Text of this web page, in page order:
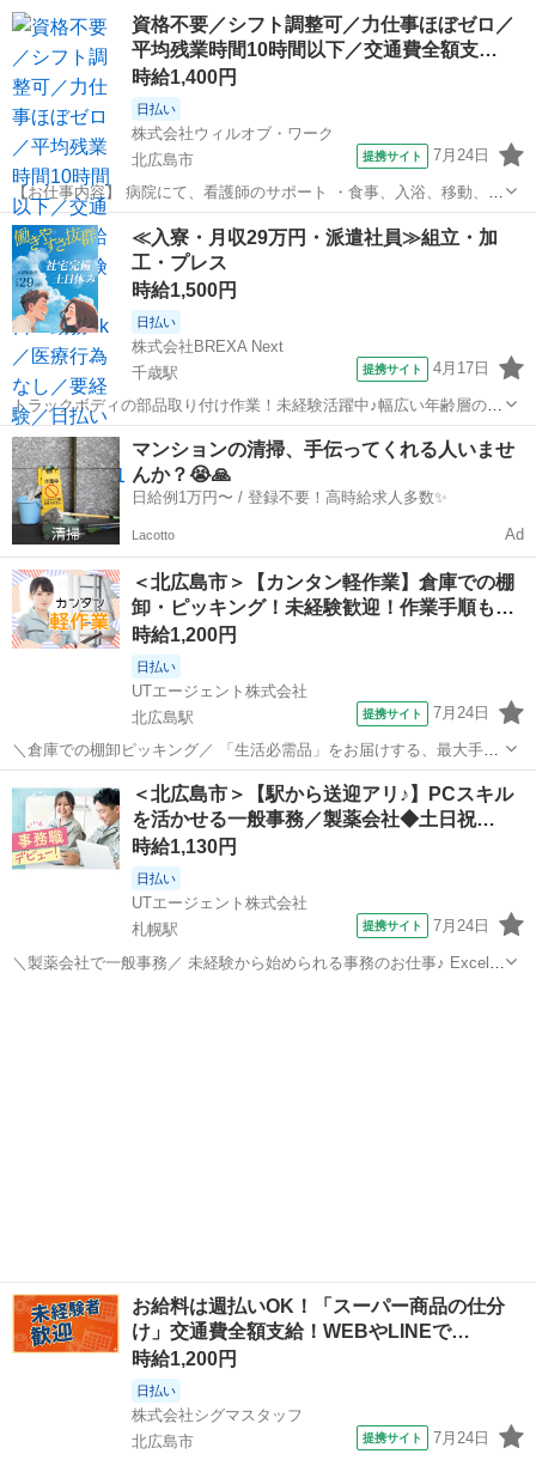
スの運転手さんをお願いします！ 【勤務時間】 ① 7:30～10:00(9:50ま
で) ② ...
北海道 北広島市 保育士
資格不要／シフト調整可／力仕事ほぼゼロ／
平均残業時間10時間以下／交通費全額支…
時給1,400円
日払い
株式会社ウィルオブ・ワーク
北広島市
提携サイト 7月24日
【お仕事内容】 病院にて、看護師のサポート ・食事、入浴、移動、排
泄などの身体介助 ・病室のシーツ交換、清掃、環境整備 ・事務作業の
補助業務 ・伝票やカルテの運搬 ・備品、器具の確認 など 「できるか
不安・・・」 という方...
北海道 北広島市 その他
≪入寮・月収29万円・派遣社員≫組立・加
工・プレス
時給1,500円
日払い
株式会社BREXA Next
千歳駅
提携サイト 4月17日
トラックボディの部品取り付け作業！未経験活躍中♪幅広い年齢層の男
性活躍中！ワンルーム寮完備！日払い制度あり！働きやすい日勤＆土
日祝休み！マイカー通勤可！工場見学あり◎《北海道北広島市》 人気
の工場のお仕事 ◇トラック用部品...
北海道 北広島市 その他
マンションの清掃、手伝ってくれる人いませ
んか？😭🙏
日給例1万円〜 / 登録不要！高時給求人多数✨
Lacotto Ad
＜北広島市＞【カンタン軽作業】倉庫での棚
卸・ピッキング！未経験歓迎！作業手順も…
時給1,200円
日払い
UTエージェント株式会社
北広島駅
提携サイト 7月24日
＼倉庫での棚卸ピッキング／ 「生活必需品」をお届けする、最大手卸
売企業でのお仕事 ドラックストアで取り扱っている製品のピッキング
業務 どなたでもチャレンジできるお仕事ですよ♪ 倉庫が動く前に棚卸
をする業務です(6:30...
北広島駅 仕分け
＜北広島市＞【駅から送迎アリ♪】PCスキル
を活かせる一般事務／製薬会社◆土日祝…
時給1,130円
日払い
UTエージェント株式会社
札幌駅
提携サイト 7月24日
＼製薬会社で一般事務／ 未経験から始められる事務のお仕事♪ Excel・
お給料は週払いOK！「スーパー商品の仕分
け」交通費全額支給！WEBやLINEで…
時給1,200円
日払い
株式会社シグマスタッフ
北広島市
提携サイト 7月24日